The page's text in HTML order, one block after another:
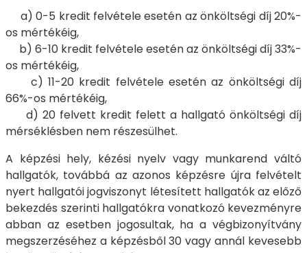
a) 0-5 kredit felvétele esetén az önköltségi díj 20%-
os mértékéig,
b) 6-10 kredit felvétele esetén az önköltségi díj 33%-
os mértékéig,
c) 11-20 kredit felvétele esetén az önköltségi díj
66%-os mértékéig,
d) 20 felvett kredit felett a hallgató önköltségi díj
mérséklésben nem részesülhet.
A képzési hely, kézési nyelv vagy munkarend váltó
hallgatók, továbbá az azonos képzésre újra felvételt
nyert hallgatói jogviszonyt létesített hallgatók az előző
bekezdés szerinti hallgatókra vonatkozó kevezményre
abban az esetben jogosultak, ha a végbizonyítvány
megszerzéséhez a képzésből 30 vagy annál kevesebb